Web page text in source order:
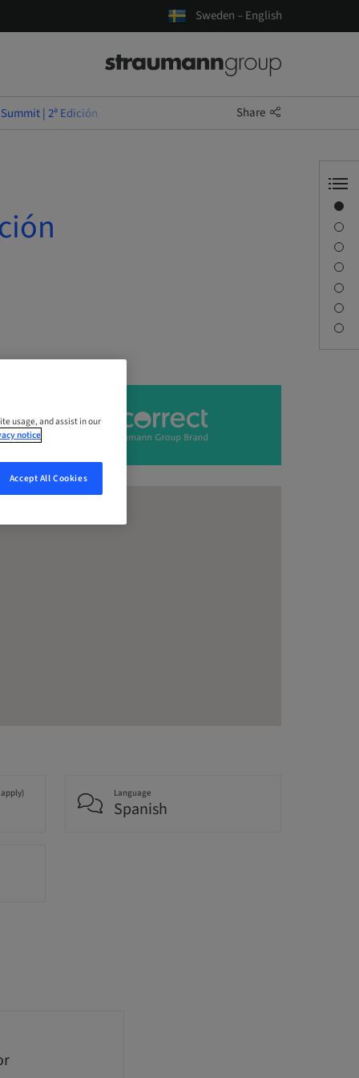
Sweden – English
| 2ª Edición Share
Language
Spanish
usage, and assist in our
notice
Accept All Cookies